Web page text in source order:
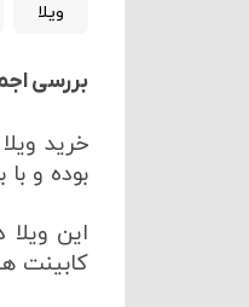
ویلا
بررسی
بوده و
کابینت